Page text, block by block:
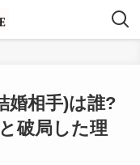
婚相手)は誰?
破局した理